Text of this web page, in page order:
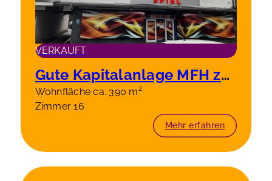
VERKAUFT
Gute Kapitalanlage MFH zentral gelegen! Castrop-Rauxel
Wohnfläche ca. 390 m²
Zimmer 16
Mehr erfahren